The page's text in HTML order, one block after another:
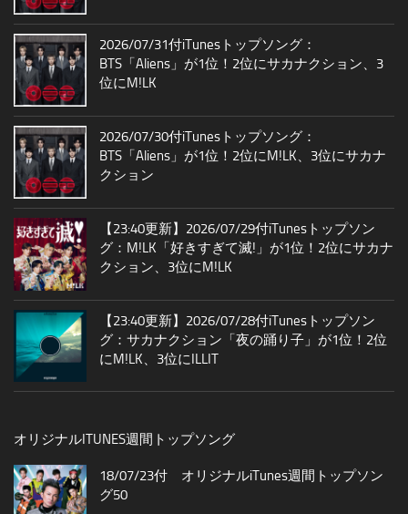
2026/07/31付iTunesトップソング：
BTS「Aliens」が1位！2位にサカナクション、3
位にM!LK
2026/07/30付iTunesトップソング：
BTS「Aliens」が1位！2位にM!LK、3位にサカナ
クション
【23:40更新】2026/07/29付iTunesトップソン
グ：M!LK「好きすぎて滅!」が1位！2位にサカナ
クション、3位にM!LK
【23:40更新】2026/07/28付iTunesトップソン
グ：サカナクション「夜の踊り子」が1位！2位
にM!LK、3位にILLIT
オリジナルITUNES週間トップソング
18/07/23付 オリジナルiTunes週間トップソン
グ50